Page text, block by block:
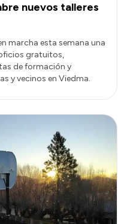
nuevos talleres
marcha esta semana una
gratuitos,
de formación y
y vecinos en Viedma.